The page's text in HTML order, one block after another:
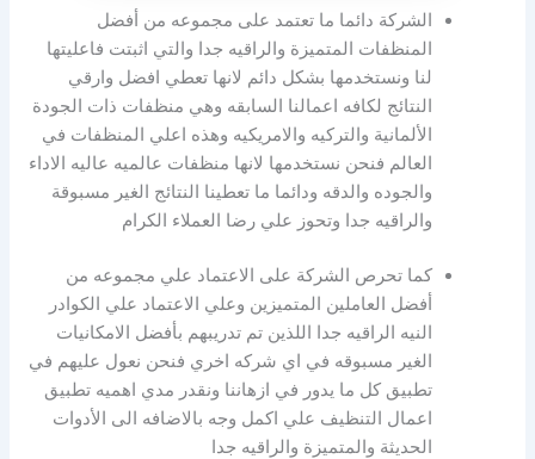
الشركة دائما ما تعتمد على مجموعه من أفضل
المنظفات المتميزة والراقيه جدا والتي اثبتت فاعليتها
لنا ونستخدمها بشكل دائم لانها تعطي افضل وارقي
النتائج لكافه اعمالنا السابقه وهي منظفات ذات الجودة
الألمانية والتركيه والامريكيه وهذه اعلي المنظفات في
العالم فنحن نستخدمها لانها منظفات عالميه عاليه الاداء
والجوده والدقه ودائما ما تعطينا النتائج الغير مسبوقة
والراقيه جدا وتحوز علي رضا العملاء الكرام
كما تحرص الشركة على الاعتماد علي مجموعه من
أفضل العاملين المتميزين وعلي الاعتماد علي الكوادر
النيه الراقيه جدا اللذين تم تدريبهم بأفضل الامكانيات
الغير مسبوقه في اي شركه اخري فنحن نعول عليهم في
تطبيق كل ما يدور في ازهاننا ونقدر مدي اهميه تطبيق
اعمال التنظيف علي اكمل وجه بالاضافه الى الأدوات
الحديثة والمتميزة والراقيه جدا